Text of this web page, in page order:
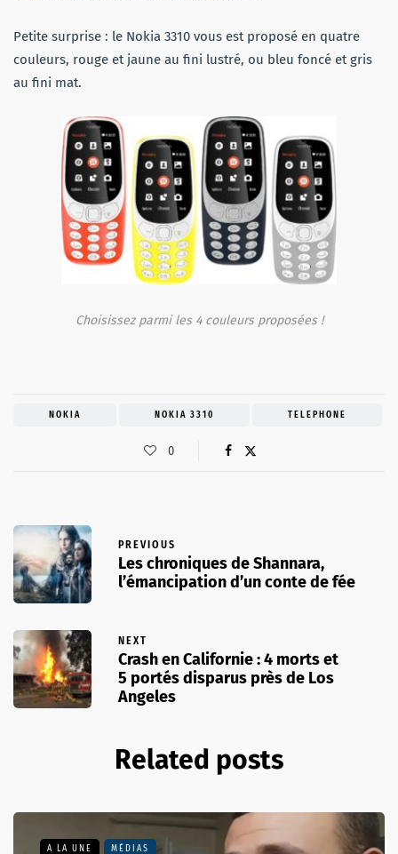
Petite surprise : le Nokia 3310 vous est proposé en quatre
couleurs, rouge et jaune au fini lustré, ou bleu foncé et gris
au fini mat.
Choisissez parmi les 4 couleurs proposées !
NOKIA NOKIA 3310 TELEPHONE
0
PREVIOUS
Les chroniques de Shannara,
l’émancipation d’un conte de fée
NEXT
Crash en Californie : 4 morts et
5 portés disparus près de Los
Angeles
Related posts
A LA UNE MÉDIAS